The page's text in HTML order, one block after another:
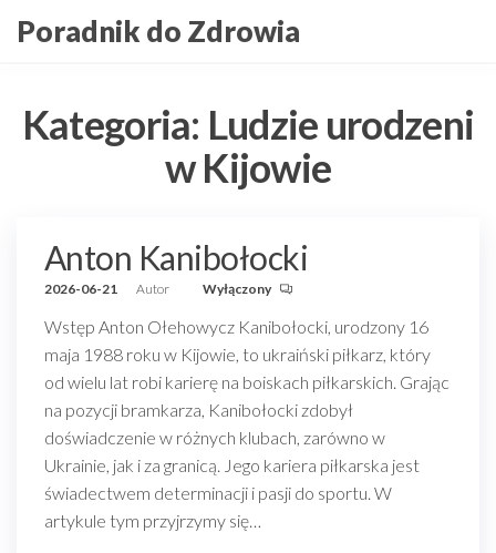
doPoradnik do Zdrowia
Kategoria: Ludzie urodzeni
w Kijowie
Anton Kanibołocki
2026-06-21 Autor Wyłączony
Wstęp Anton Ołehowycz Kanibołocki, urodzony 16
maja 1988 roku w Kijowie, to ukraiński piłkarz, który
od wielu lat robi karierę na boiskach piłkarskich. Grając
na pozycji bramkarza, Kanibołocki zdobył
doświadczenie w różnych klubach, zarówno w
Ukrainie, jak i za granicą. Jego kariera piłkarska jest
świadectwem determinacji i pasji do sportu. W
artykule tym przyjrzymy się…